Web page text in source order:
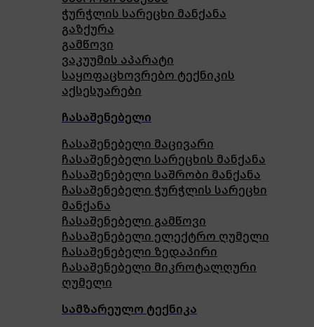
ჭურჭლის სარეცხი მანქანა
გაზქურა
გამწოვი
ვაკუუმის აპარატი
საყოფაცხოვრებო ტექნიკის
აქსესუარები
ჩასაშენებელი
ჩასაშენებელი მაცივარი
ჩასაშენებელი სარეცხის მანქანა
ჩასაშენებელი საშრობი მანქანა
ჩასაშენებელი ჭურჭლის სარეცხი
მანქანა
ჩასაშენებელი გამწოვი
ჩასაშენებელი ელექტრო ღუმელი
ჩასაშენებელი ზედაპირი
ჩასაშენებელი მიკროტალღური
ღუმელი
სამზარეულო ტექნიკა